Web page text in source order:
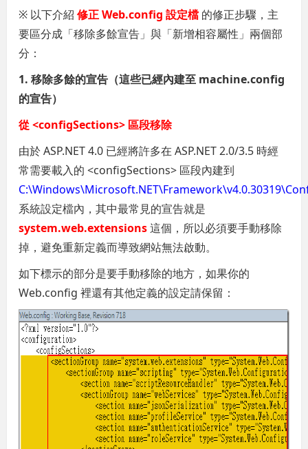
※ 以下介紹修正 Web.config 設定檔 的修正步驟，主
要區分成「移除多餘宣告」與「新增相容屬性」兩個部
分：
1. 移除多餘的宣告（這些已經內建至 machine.config
的宣告）
從 <configSections> 區段移除
由於 ASP.NET 4.0 已經將許多在 ASP.NET 2.0/3.5 時經
常需要載入的 <configSections> 區段內建到
系統設定檔內，其中最常見的宣告就是
system.web.extensions這個，所以必須要手動移除
掉，避免重新定義而導致網站無法啟動。
如下標示的部分是要手動移除的地方，如果你的
Web.config 裡還有其他定義的設定請保留：